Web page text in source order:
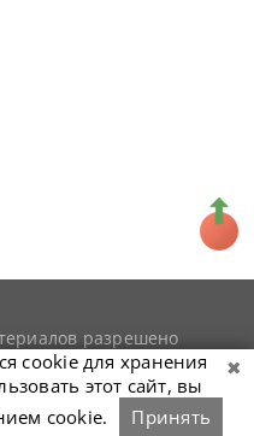
разрешено
наsnookerist.ru
cookie для хранения
этот сайт, вы
cookie.
Принять